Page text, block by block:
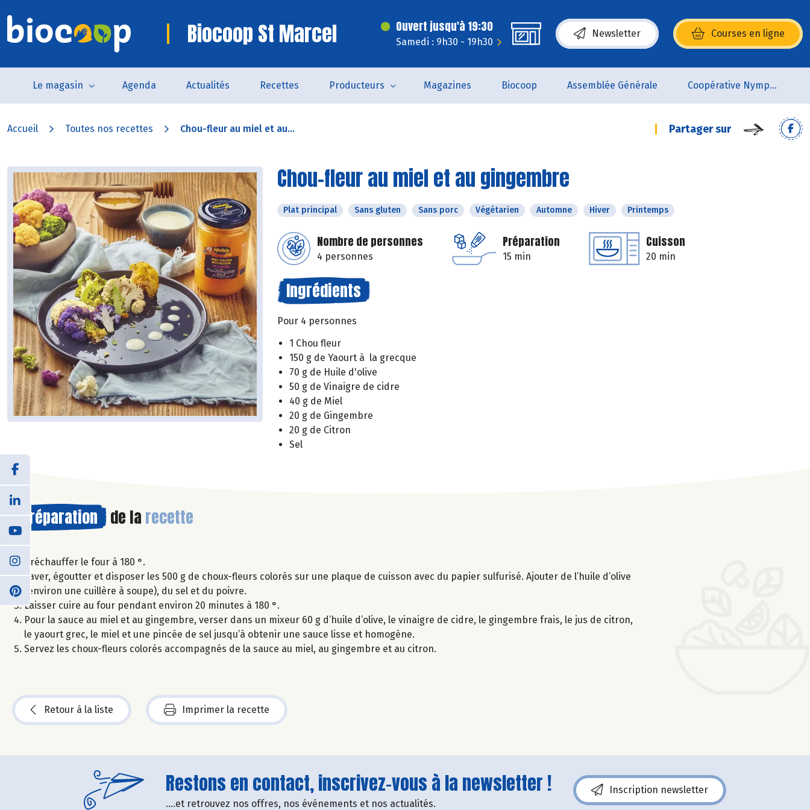
Biocoop St Marcel Ouvert jusqu'à 19:30
Samedi : 9h30 - 19h30
Newsletter Courses en ligne
(s’ouvre dans une nouvelle fenêtre)
Le magasin Agenda Actualités Recettes Producteurs Magazines Biocoop Assemblée Générale Coopérative Nymphéa
Accueil Toutes nos recettes Chou-fleur au miel et au... Partager sur
Chou-fleur au miel et au gingembre
Plat principal Sans gluten Sans porc Végétarien Automne Hiver Printemps
Nombre de personnes
4 personnes
Préparation
15 min
Cuisson
20 min
Ingrédients
Pour 4 personnes
1 Chou fleur
150 g de Yaourt à la grecque
70 g de Huile d'olive
50 g de Vinaigre de cidre
40 g de Miel
20 g de Gingembre
20 g de Citron
Sel
Préparation de la recette
Préchauffer le four à 180 °.
Laver, égoutter et disposer les 500 g de choux-fleurs colorés sur une plaque de cuisson avec du papier sulfurisé. Ajouter de l’huile d’olive
(environ une cuillère à soupe), du sel et du poivre.
Laisser cuire au four pendant environ 20 minutes à 180 °.
Pour la sauce au miel et au gingembre, verser dans un mixeur 60 g d’huile d’olive, le vinaigre de cidre, le gingembre frais, le jus de citron,
le yaourt grec, le miel et une pincée de sel jusqu’à obtenir une sauce lisse et homogène.
Servez les choux-fleurs colorés accompagnés de la sauce au miel, au gingembre et au citron.
Retour à la liste Imprimer la recette
Restons en contact, inscrivez-vous à la newsletter !
....et retrouvez nos offres, nos événements et nos actualités.
Inscription newsletter